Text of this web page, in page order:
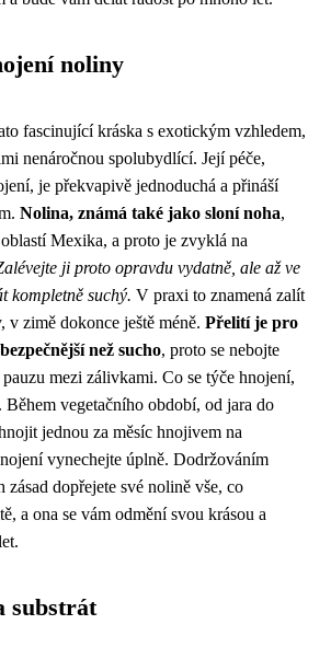
noliny
fascinující kráska s exotickým vzhledem,
nenáročnou spolubydlící. Její péče,
je překvapivě jednoduchá a přináší
Nolina, známá také jako sloní noha,
Mexika, a proto je zvyklá na
ji proto opravdu vydatně, ale až ve
kompletně suchý. V praxi to znamená zalít
v zimě dokonce ještě méně. Přelití je pro
než sucho, proto se nebojte
mezi zálivkami. Co se týče hnojení,
Během vegetačního období, od jara do
jednou za měsíc hnojivem na
vynechejte úplně. Dodržováním
zásad dopřejete své nolině vše, co
a ona se vám odmění svou krásou a
substrát